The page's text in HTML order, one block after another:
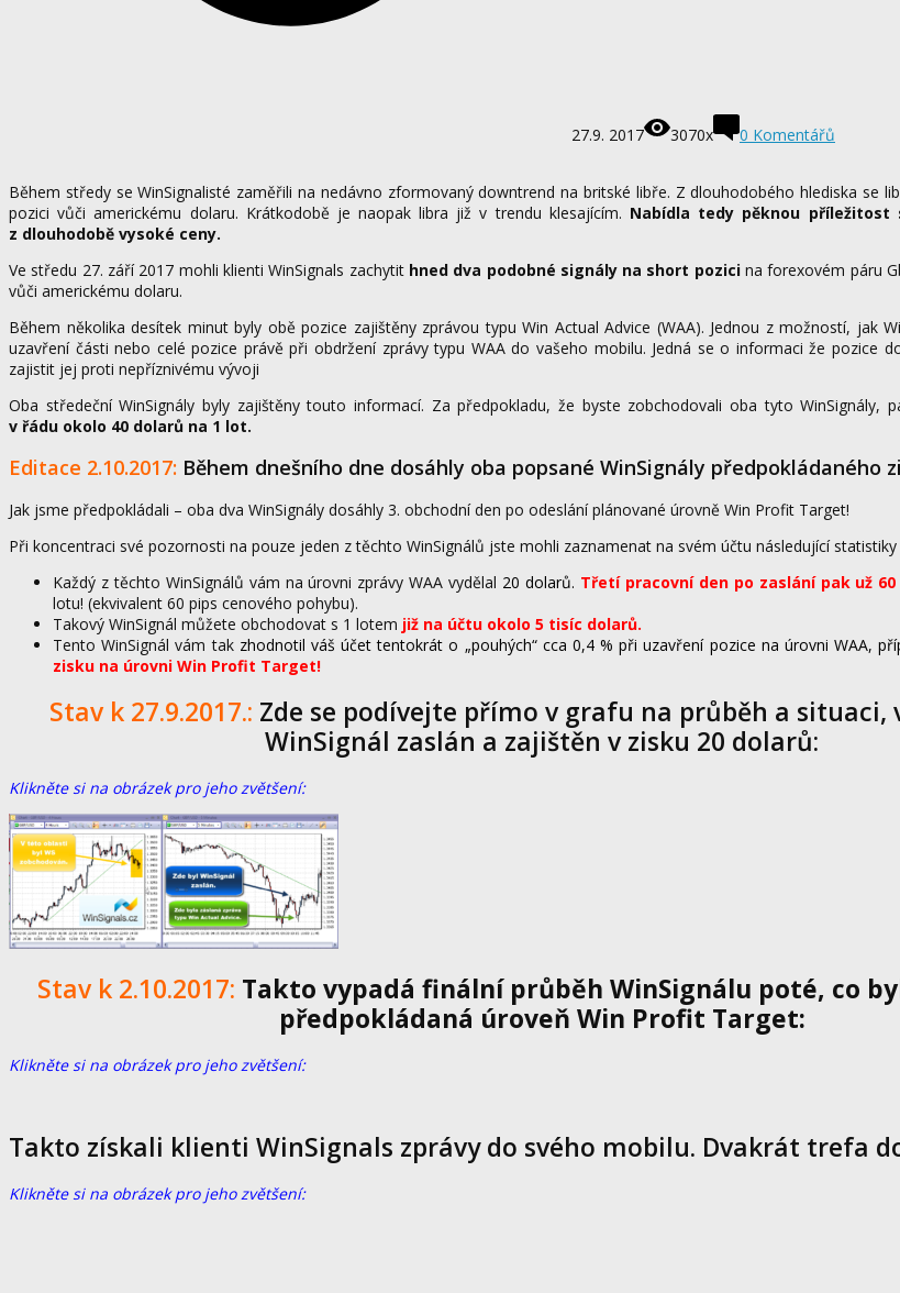
27.9. 2017 3070x 0 Komentářů
Během středy se WinSignalisté zaměřili na nedávno zformovaný downtrend na britské libře. Z dlouhodobého hlediska se
pozici vůči americkému dolaru. Krátkodobě je naopak libra již v trendu klesajícím. Nabídla tedy pěknou příležitost
z dlouhodobě vysoké ceny.
Ve středu 27. září 2017 mohli klienti WinSignals zachytit hned dva podobné signály na short pozicina forexovém páru
vůči americkému dolaru.
Během několika desítek minut byly obě pozice zajištěny zprávou typu Win Actual Advice (WAA). Jednou z možností, jak
uzavření části nebo celé pozice právě při obdržení zprávy typu WAA do vašeho mobilu. Jedná se o informaci že pozice
zajistit jej proti nepříznivému vývoji
Oba středeční WinSignály byly zajištěny touto informací. Za předpokladu, že byste zobchodovali oba tyto WinSignály,
v řádu okolo 40 dolarů na 1 lot.
Editace 2.10.2017: Během dnešního dne dosáhly oba popsané WinSignály předpokládaného
Jak jsme předpokládali – oba dva WinSignály dosáhly 3. obchodní den po odeslání plánované úrovně Win Profit Target!
Při koncentraci své pozornosti na pouze jeden z těchto WinSignálů jste mohli zaznamenat na svém účtu následující
Každý z těchto WinSignálů vám na úrovni zprávy WAA vydělal 20 dolarů. Třetí pracovní den po zaslání pak už
lotu! (ekvivalent 60 pips cenového pohybu).
Takový WinSignál můžete obchodovat s 1 lotem již na účtu okolo 5 tisíc dolarů.
Tento WinSignál vám tak zhodnotil váš účet tentokrát o „pouhých“ cca 0,4 % při uzavření pozice na úrovni WAA,
zisku na úrovni Win Profit Target!
Stav k 27.9.2017.: Zde se podívejte přímo v grafu na průběh a situaci,
WinSignál zaslán a zajištěn v zisku 20 dolarů:
Klikněte si na obrázek pro jeho zvětšení:
Stav k 2.10.2017: Takto vypadá finální průběh WinSignálu poté, co
předpokládaná úroveň Win Profit Target:
Klikněte si na obrázek pro jeho zvětšení:
Takto získali klienti WinSignals zprávy do svého mobilu. Dvakrát trefa
Klikněte si na obrázek pro jeho zvětšení: